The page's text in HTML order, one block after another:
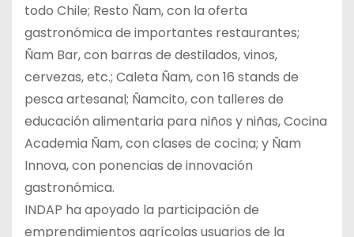
todo Chile; Resto Ñam, con la oferta
gastronómica de importantes restaurantes;
Ñam Bar, con barras de destilados, vinos,
cervezas, etc.; Caleta Ñam, con 16 stands de
pesca artesanal; Ñamcito, con talleres de
educación alimentaria para niños y niñas, Cocina
Academia Ñam, con clases de cocina; y Ñam
Innova, con ponencias de innovación
gastronómica.
INDAP ha apoyado la participación de
emprendimientos agrícolas usuarios de la